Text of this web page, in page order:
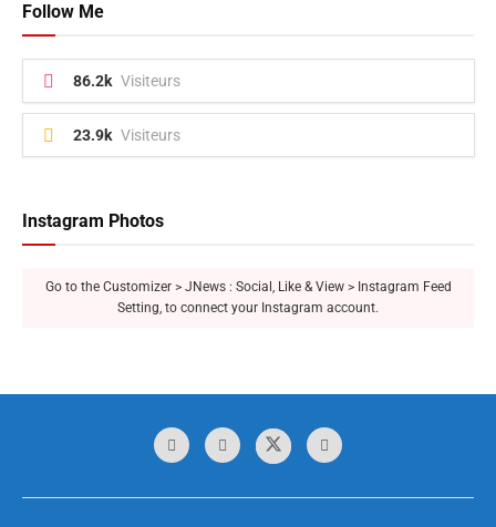
Follow Me
86.2k Visiteurs
23.9k Visiteurs
Instagram Photos
Go to the Customizer > JNews : Social, Like & View > Instagram Feed
Setting, to connect your Instagram account.